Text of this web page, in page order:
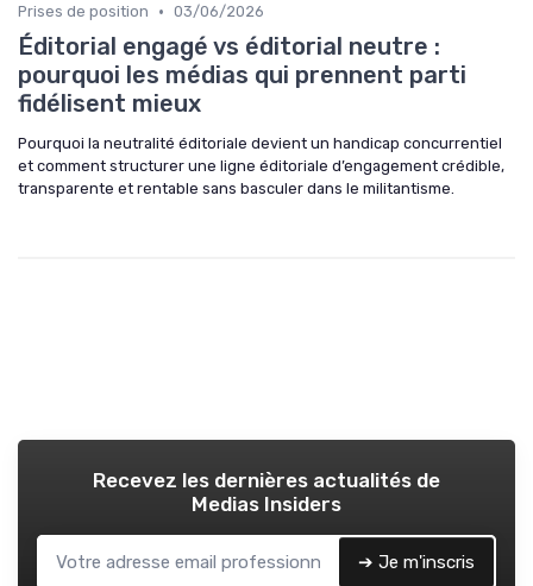
Prises de position • 03/06/2026
Éditorial engagé vs éditorial neutre :
pourquoi les médias qui prennent parti
fidélisent mieux
Pourquoi la neutralité éditoriale devient un handicap concurrentiel
et comment structurer une ligne éditoriale d’engagement crédible,
transparente et rentable sans basculer dans le militantisme.
Recevez les dernières actualités de
Medias Insiders
➔ Je m'inscris